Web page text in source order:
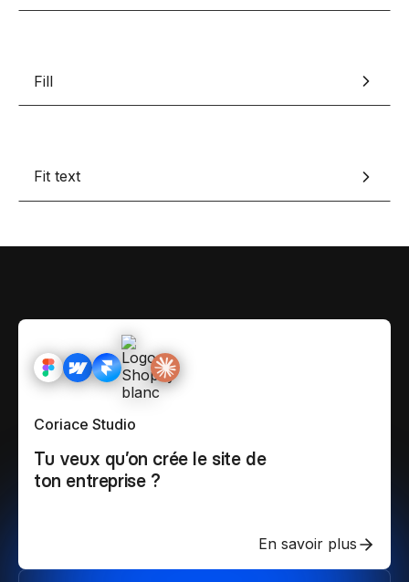
Composants
Blog
Fill
Fit text
Coriace Studio
Tu veux qu’on crée le site de
ton entreprise ?
En savoir plus